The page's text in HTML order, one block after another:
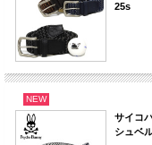
25s
NEW
サイコ
シュベ